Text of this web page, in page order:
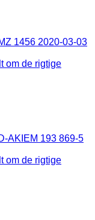
1456 2020-03-03
om de rigtige
AKIEM 193 869-5
om de rigtige